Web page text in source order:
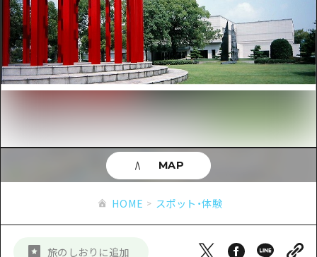
おすすめ
アート
イベント・祭り
グルメ・酒
サイクリング
ショッピング
スポーツ
ナイトライフ
モデルコース一覧
Dive! Hiroshima 公式ガイド
広島もしもトラベル
あたらしい非日常
安芸
備北
芸北
スポット・体験
スポット・体験一覧
広島市周辺
安芸
備後
備北
芸北
イベント
旬情報
お役立ち情報
お役立ち情報一覧
アクセス
新着情報
HOME スポット・体験
旅のしおりに追加
MAP